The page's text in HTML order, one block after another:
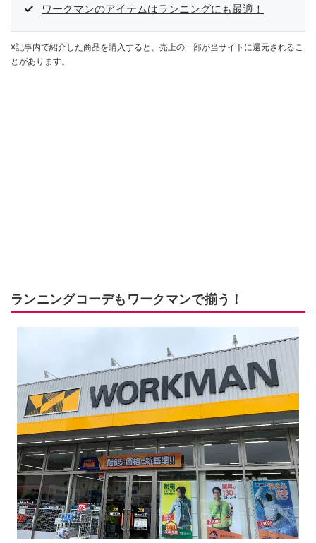
ワークマンのアイテムはランニングにも最適！
※記事内で紹介した商品を購入すると、売上の一部が当サイトに還元されるこ
とがあります。
ランニングコーデもワークマンで揃う！